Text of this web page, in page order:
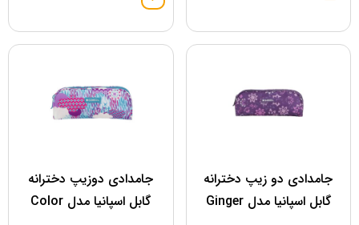
جامدادی دو زیپ دخترانه
گابل اسپانیا مدل Ginger
جامدادی دوزیپ دخترانه
گابل اسپانیا مدل Color